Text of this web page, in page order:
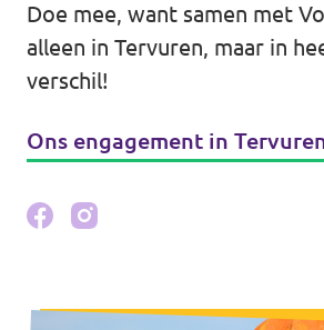
Vrijwilliger
Website Volt België
Doe mee, want samen met
alleen in Tervuren, maar in
verschil!
Ons engagement in